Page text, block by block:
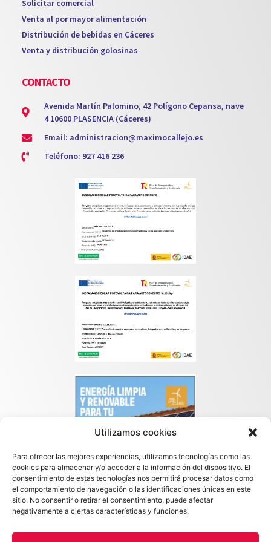
Utilizamos cookies
Para ofrecer las mejores experiencias, utilizamos tecnologías como las
cookies para almacenar y/o acceder a la información del dispositivo. El
consentimiento de estas tecnologías nos permitirá procesar datos como
el comportamiento de navegación o las identificaciones únicas en este
sitio. No consentir o retirar el consentimiento, puede afectar
negativamente a ciertas características y funciones.
Solicitar comercial
Venta al por mayor alimentación
Distribución de bebidas en Cáceres
Venta y distribución golosinas
CONTACTO
Avenida Martín Palomino, 42 Polígono Cepansa, nave
4 10600 PLASENCIA (Cáceres)
Email: administracion@maximocallejo.es
Teléfono: 927 416 236